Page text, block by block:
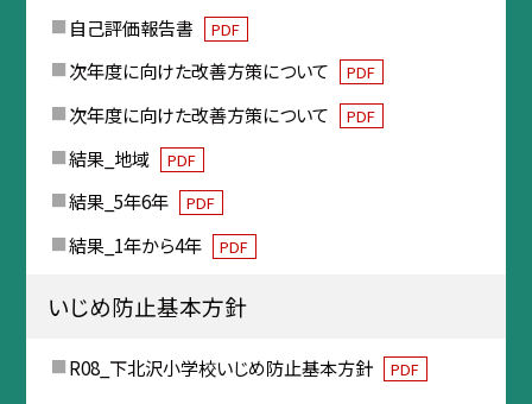
自己評価報告書 PDF
次年度に向けた改善方策について PDF
次年度に向けた改善方策について PDF
結果_地域 PDF
結果_5年6年 PDF
結果_1年から4年 PDF
いじめ防止基本方針
R08_下北沢小学校いじめ防止基本方針 PDF